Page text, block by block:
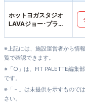
ホットヨガスタジオ
LAVAジョー･プラ松
※上記には、施設運営者から情
覧で確認できます。
※「○」は、FIT PALETTE編集
です。
※「－」は未提供を示すもので
さい。